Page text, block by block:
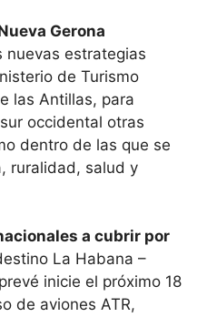
Gerona
nuevas estrategias
de Turismo
las Antillas, para
occidental otras
dentro de las que se
ruralidad, salud y
a cubrir por
La Habana –
inicie el próximo 18
de aviones ATR,